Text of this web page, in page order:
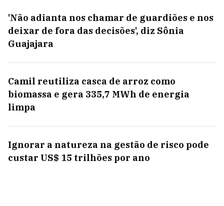
'Não adianta nos chamar de guardiões e nos
deixar de fora das decisões', diz Sônia
Guajajara
Camil reutiliza casca de arroz como
biomassa e gera 335,7 MWh de energia
limpa
Ignorar a natureza na gestão de risco pode
custar US$ 15 trilhões por ano